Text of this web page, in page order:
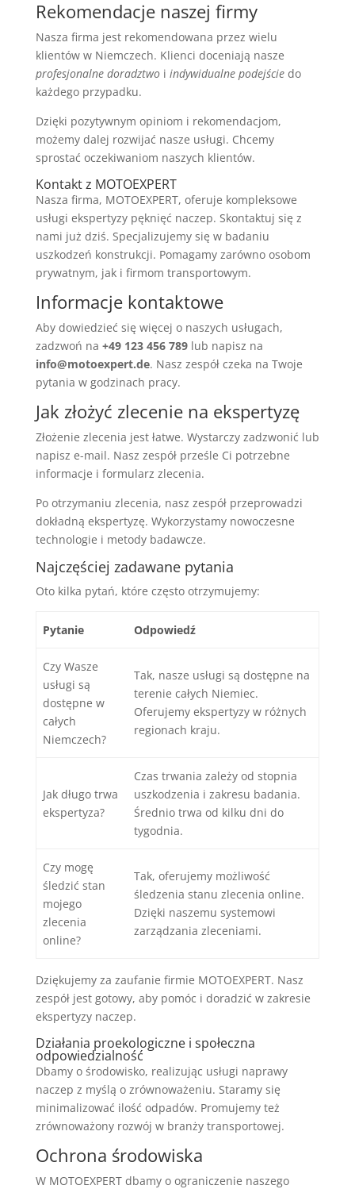
Rekomendacje naszej firmy
Nasza firma jest rekomendowana przez wielu
klientów w Niemczech. Klienci doceniają nasze
profesjonalne doradztwoi indywidualne podejściedo
każdego przypadku.
Dzięki pozytywnym opiniom i rekomendacjom,
możemy dalej rozwijać nasze usługi. Chcemy
sprostać oczekiwaniom naszych klientów.
Kontakt z MOTOEXPERT
Nasza firma, MOTOEXPERT, oferuje kompleksowe
usługi ekspertyzy pęknięć naczep. Skontaktuj się z
nami już dziś. Specjalizujemy się w badaniu
uszkodzeń konstrukcji. Pomagamy zarówno osobom
prywatnym, jak i firmom transportowym.
Informacje kontaktowe
Aby dowiedzieć się więcej o naszych usługach,
zadzwoń na +49 123 456 789lub napisz na
info@motoexpert.de. Nasz zespół czeka na Twoje
pytania w godzinach pracy.
Jak złożyć zlecenie na ekspertyzę
Złożenie zlecenia jest łatwe. Wystarczy zadzwonić lub
napisz e-mail. Nasz zespół prześle Ci potrzebne
informacje i formularz zlecenia.
Po otrzymaniu zlecenia, nasz zespół przeprowadzi
dokładną ekspertyzę. Wykorzystamy nowoczesne
technologie i metody badawcze.
Najczęściej zadawane pytania
Oto kilka pytań, które często otrzymujemy:
Pytanie Odpowiedź
Czy Wasze
usługi są
dostępne w
całych
Niemczech?
Tak, nasze usługi są dostępne na
terenie całych Niemiec.
Oferujemy ekspertyzy w różnych
regionach kraju.
Jak długo trwa
ekspertyza?
Czas trwania zależy od stopnia
uszkodzenia i zakresu badania.
Średnio trwa od kilku dni do
tygodnia.
Czy mogę
śledzić stan
mojego
zlecenia
online?
Tak, oferujemy możliwość
śledzenia stanu zlecenia online.
Dzięki naszemu systemowi
zarządzania zleceniami.
Dziękujemy za zaufanie firmie MOTOEXPERT. Nasz
zespół jest gotowy, aby pomóc i doradzić w zakresie
ekspertyzy naczep.
Działania proekologiczne i społeczna
odpowiedzialność
Dbamy o środowisko, realizując usługi naprawy
naczep z myślą o zrównoważeniu. Staramy się
minimalizować ilość odpadów. Promujemy też
zrównoważony rozwój w branży transportowej.
Ochrona środowiska
W MOTOEXPERT dbamy o ograniczenie naszego